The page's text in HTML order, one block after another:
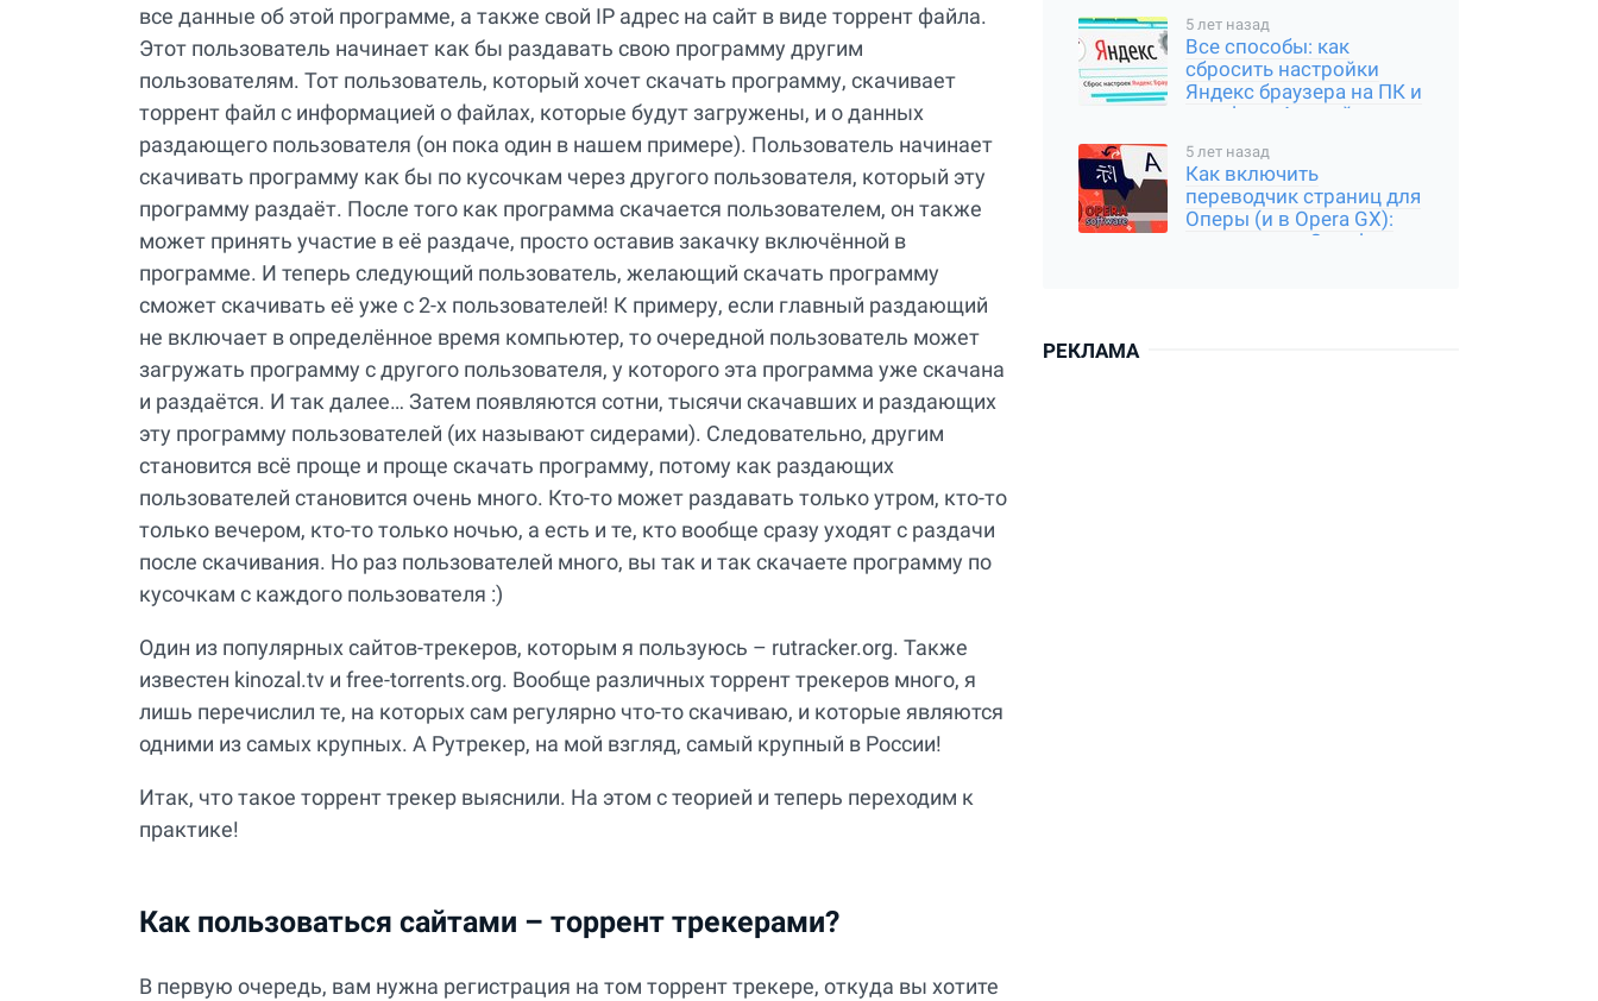
все данные об этой программе, а также свой IP адрес на сайт в виде торрент файла.
Этот пользователь начинает как бы раздавать свою программу другим
пользователям. Тот пользователь, который хочет скачать программу, скачивает
торрент файл с информацией о файлах, которые будут загружены, и о данных
раздающего пользователя (он пока один в нашем примере). Пользователь начинает
скачивать программу как бы по кусочкам через другого пользователя, который эту
программу раздаёт. После того как программа скачается пользователем, он также
может принять участие в её раздаче, просто оставив закачку включённой в
программе. И теперь следующий пользователь, желающий скачать программу
сможет скачивать её уже с 2-х пользователей! К примеру, если главный раздающий
не включает в определённое время компьютер, то очередной пользователь может
загружать программу с другого пользователя, у которого эта программа уже скачана
и раздаётся. И так далее… Затем появляются сотни, тысячи скачавших и раздающих
эту программу пользователей (их называют сидерами). Следовательно, другим
становится всё проще и проще скачать программу, потому как раздающих
пользователей становится очень много. Кто-то может раздавать только утром, кто-то
только вечером, кто-то только ночью, а есть и те, кто вообще сразу уходят с раздачи
после скачивания. Но раз пользователей много, вы так и так скачаете программу по
кусочкам с каждого пользователя :)
Один из популярных сайтов-трекеров, которым я пользуюсь – rutracker.org. Также
известен kinozal.tv и free-torrents.org. Вообще различных торрент трекеров много, я
лишь перечислил те, на которых сам регулярно что-то скачиваю, и которые являются
одними из самых крупных. А Рутрекер, на мой взгляд, самый крупный в России!
Итак, что такое торрент трекер выяснили. На этом с теорией и теперь переходим к
практике!
Как пользоваться сайтами – торрент трекерами?
В первую очередь, вам нужна регистрация на том торрент трекере, откуда вы хотите
5 лет назад
Все способы: как
сбросить настройки
Яндекс браузера на ПК и
телефоне Андройд,
5 лет назад
Как включить
переводчик страниц для
Оперы (и в Opera GX):
расширение Google
РЕКЛАМА